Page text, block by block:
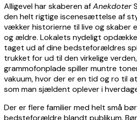
Alligevel har skaberen afAnekdoter
den helt rigtige iscenesættelse af
vækker historierne til live og skaber
og ældre. Lokalets nydeligt
taget ud af dine bedsteforældres
trukket for ud til den virkelige
grammofonplade spiller muntre
vakuum, hvor der er en tid og ro til
som man sjældent oplever i
Der er flere familier med helt små
bedsteforældre blandt publikum.